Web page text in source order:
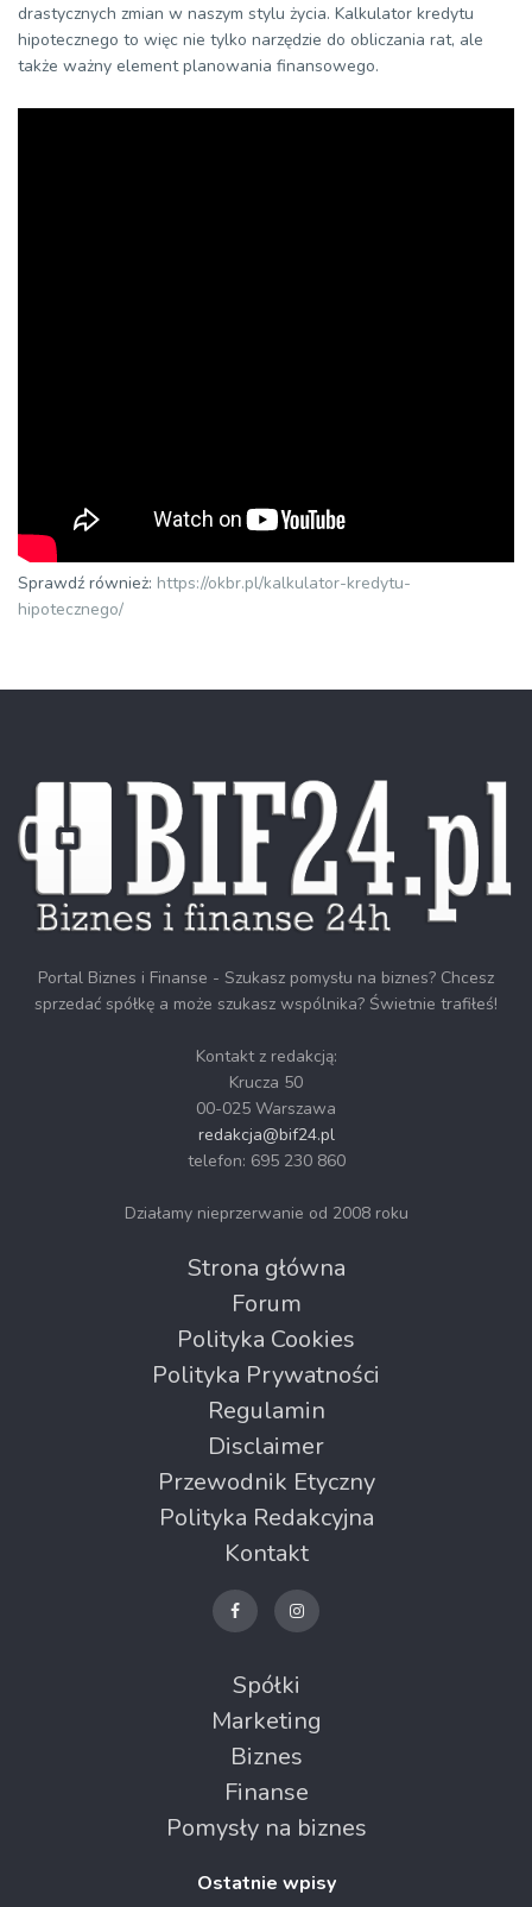
drastycznych zmian w naszym stylu życia. Kalkulator kredytu
hipotecznego to więc nie tylko narzędzie do obliczania rat, ale
także ważny element planowania finansowego.
Sprawdź również: https://okbr.pl/kalkulator-kredytu-
hipotecznego/
Portal Biznes i Finanse - Szukasz pomysłu na biznes? Chcesz
sprzedać spółkę a może szukasz wspólnika? Świetnie trafiłeś!
Kontakt z redakcją:
Krucza 50
00-025 Warszawa
redakcja@bif24.pl
telefon: 695 230 860
Działamy nieprzerwanie od 2008 roku
Strona główna
Forum
Polityka Cookies
Polityka Prywatności
Regulamin
Disclaimer
Przewodnik Etyczny
Polityka Redakcyjna
Kontakt
Spółki
Marketing
Biznes
Finanse
Pomysły na biznes
Ostatnie wpisy